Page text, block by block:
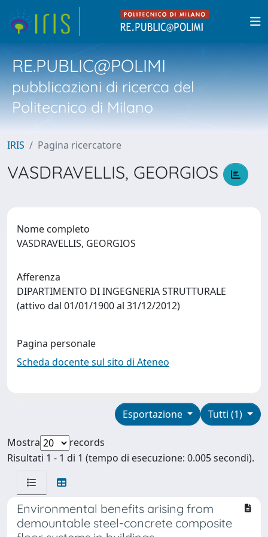
RE.PUBLIC@POLIMI
pubblicazioni di ricerca del
Politecnico di Milano
IRIS Pagina ricercatore
VASDRAVELLIS, GEORGIOS
Nome completo
VASDRAVELLIS, GEORGIOS
Afferenza
DIPARTIMENTO DI INGEGNERIA STRUTTURALE
(attivo dal 01/01/1900 al 31/12/2012)
Pagina personale
Scheda docente sul sito di Ateneo
Tutti (1)
Esportazione
Mostra
records
Risultati 1 - 1 di 1 (tempo di esecuzione: 0.005 secondi).
Environmental benefits arising from
demountable steel-concrete composite